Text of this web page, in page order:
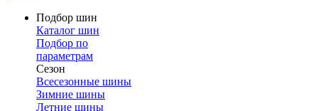
Подбор шин
Каталог шин
Подбор по
параметрам
Сезон
Всесезонные шины
Зимние шины
Летние шины